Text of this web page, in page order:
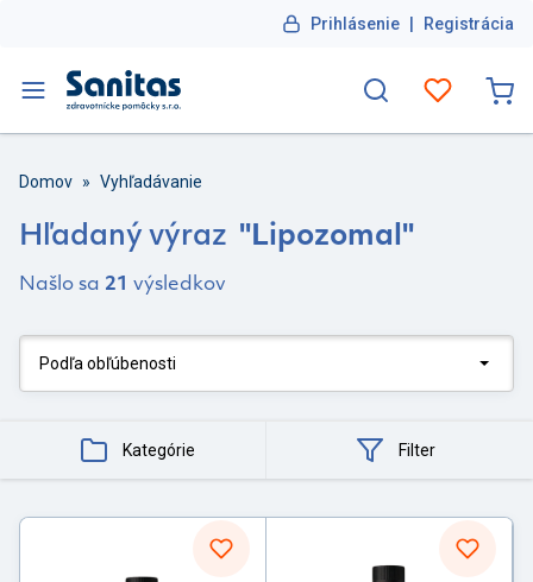
Prihlásenie | Registrácia
Domov » Vyhľadávanie
Hľadaný výraz "Lipozomal"
Našlo sa 21 výsledkov
Kategórie Filter